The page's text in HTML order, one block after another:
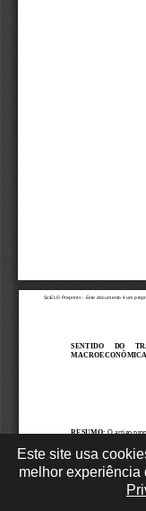
Este site usa
melhor experiência